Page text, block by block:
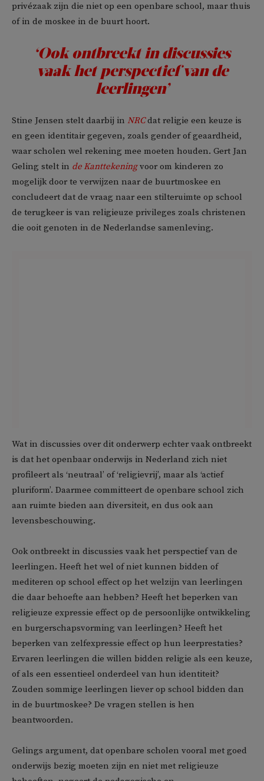
privézaak zijn die niet op een openbare school, maar thuis
of in de moskee in de buurt hoort.
‘Ook ontbreekt in discussies
vaak het perspectief van de
leerlingen’
Stine Jensen stelt daarbij in NRCdat religie een keuze is
en geen identitair gegeven, zoals gender of geaardheid,
waar scholen wel rekening mee moeten houden. Gert Jan
Geling stelt in de Kanttekeningvoor om kinderen zo
mogelijk door te verwijzen naar de buurtmoskee en
concludeert dat de vraag naar een stilteruimte op school
de terugkeer is van religieuze privileges zoals christenen
die ooit genoten in de Nederlandse samenleving.
Wat in discussies over dit onderwerp echter vaak ontbreekt
is dat het openbaar onderwijs in Nederland zich niet
profileert als ‘neutraal’ of ‘religievrij’, maar als ‘actief
pluriform’. Daarmee committeert de openbare school zich
aan ruimte bieden aan diversiteit, en dus ook aan
levensbeschouwing.
Ook ontbreekt in discussies vaak het perspectief van de
leerlingen. Heeft het wel of niet kunnen bidden of
mediteren op school effect op het welzijn van leerlingen
die daar behoefte aan hebben? Heeft het beperken van
religieuze expressie effect op de persoonlijke ontwikkeling
en burgerschapsvorming van leerlingen? Heeft het
beperken van zelfexpressie effect op hun leerprestaties?
Ervaren leerlingen die willen bidden religie als een keuze,
of als een essentieel onderdeel van hun identiteit?
Zouden sommige leerlingen liever op school bidden dan
in de buurtmoskee? De vragen stellen is hen
beantwoorden.
Gelings argument, dat openbare scholen vooral met goed
onderwijs bezig moeten zijn en niet met religieuze